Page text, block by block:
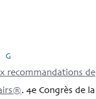
recommandations de
. 4e Congrès de la